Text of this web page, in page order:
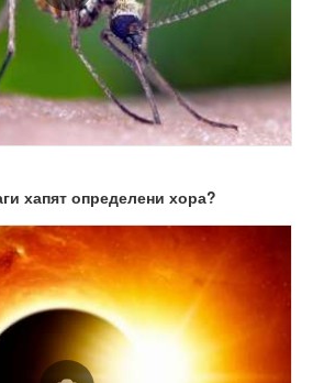
хапят определени хора?